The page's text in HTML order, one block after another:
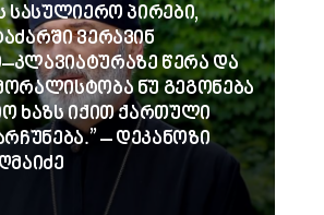
სასულიერო პირები,
ვერავინ
წერა და
ნუ გეგონება
ხაზს იქით ქართული
– დეკანოზი